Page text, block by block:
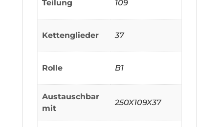
Teilung 109
Kettenglieder 37
Rolle B1
Austauschbar
mit
250X109X37